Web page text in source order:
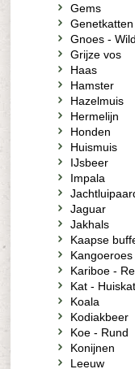
Gems
Genetkatten
Gnoes -
Grijze vos
Haas
Hamster
Hazelmuis
Hermelijn
Honden
Huismuis
IJsbeer
Impala
Jaguar
Jakhals
Kaapse
Kariboe -
Kat - Huiskat
Koala
Kodiakbeer
Koe - Rund
Konijnen
Leeuw